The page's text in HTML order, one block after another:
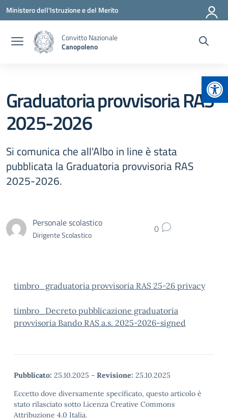
Vai ai contenuti
Vai al menu di navigazione
Vai al footer
Ministero dell'Istruzione e del Merito
Convitto Nazionale
Canopoleno
Graduatoria provvisoria RAS
2025-2026
Si comunica che all'Albo in line è stata
pubblicata la Graduatoria provvisoria RAS
2025-2026.
Personale scolastico
Dirigente Scolastico 0
timbro_graduatoria provvisoria RAS 25-26 privacy
timbro_Decreto pubblicazione graduatoria
provvisoria Bando RAS a.s. 2025-2026-signed
Pubblicato: 25.10.2025 - Revisione: 25.10.2025
Eccetto dove diversamente specificato, questo articolo è
stato rilasciato sotto Licenza Creative Commons
Attribuzione 4.0 Italia.